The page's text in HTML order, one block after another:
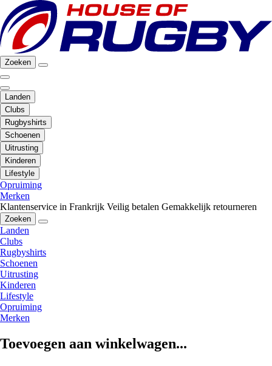
Zoeken
Landen
Clubs
Rugbyshirts
Schoenen
Uitrusting
Kinderen
Lifestyle
Opruiming
Merken
Klantenservice in Frankrijk Veilig betalen Gemakkelijk retourneren
Zoeken
Landen
Clubs
Rugbyshirts
Schoenen
Uitrusting
Kinderen
Lifestyle
Opruiming
Merken
Toevoegen aan winkelwagen...